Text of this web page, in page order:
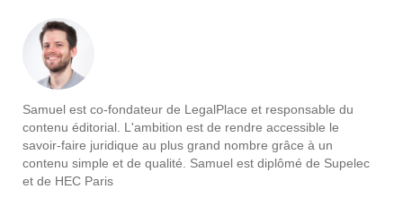
Samuel est co-fondateur de LegalPlace et responsable du
contenu éditorial. L'ambition est de rendre accessible le
savoir-faire juridique au plus grand nombre grâce à un
contenu simple et de qualité. Samuel est diplômé de Supelec
et de HEC Paris